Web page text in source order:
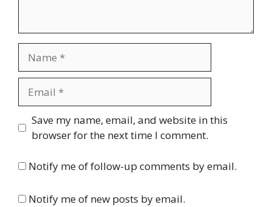
Website
Save my name, email, and website in this
browser for the next time I comment.
Notify me of follow-up comments by email.
Notify me of new posts by email.